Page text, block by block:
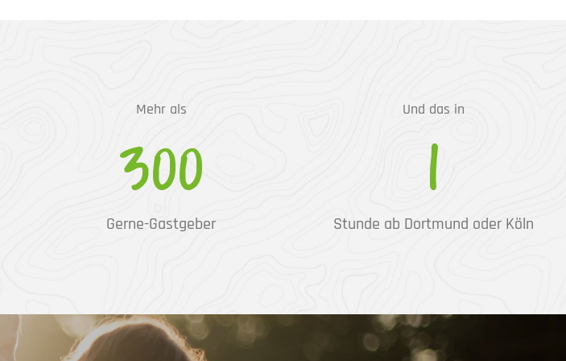
Mehr als
300
Gerne-Gastgeber
Und das in
1
Stunde ab Dortmund oder Köln